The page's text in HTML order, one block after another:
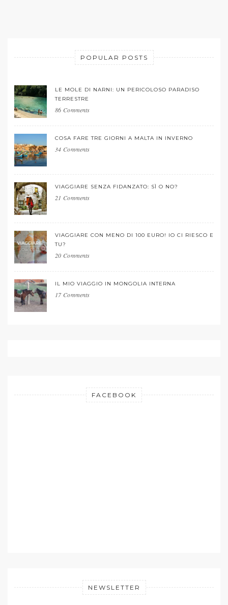
POPULAR POSTS
LE MOLE DI NARNI: UN PERICOLOSO PARADISO
TERRESTRE
86 Comments
COSA FARE TRE GIORNI A MALTA IN INVERNO
34 Comments
VIAGGIARE SENZA FIDANZATO: SÌ O NO?
21 Comments
VIAGGIARE CON MENO DI 100 EURO! IO CI RIESCO E
TU?
20 Comments
IL MIO VIAGGIO IN MONGOLIA INTERNA
17 Comments
FACEBOOK
NEWSLETTER